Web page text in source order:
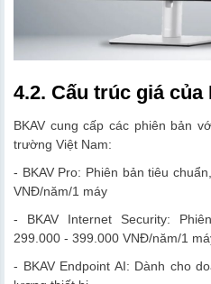
4.2. Cấu trúc giá của
BKAV cung cấp các phiên bản
trường Việt Nam:
- BKAV Pro: Phiên bản tiêu
VNĐ/năm/1 máy
- BKAV Internet Security:
299.000 - 399.000 VNĐ/năm/1
- BKAV Endpoint AI: Dành cho